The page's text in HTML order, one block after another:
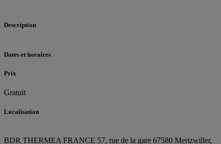
Description
Dates et horaires
Prix
Gratuit
Localisation
BDR THERMEA FRANCE 57, rue de la gare 67580 Mertzwiller,